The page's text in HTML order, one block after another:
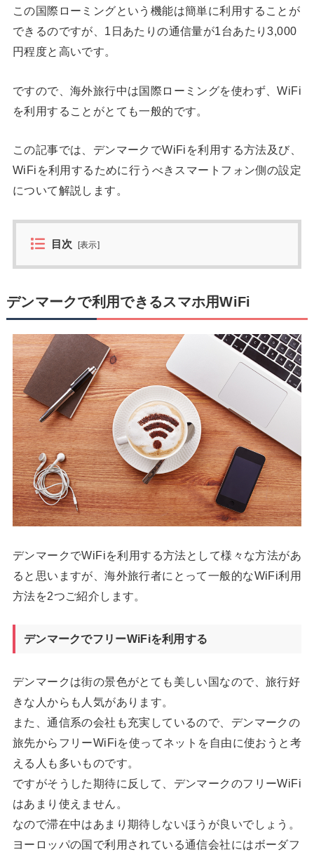
この国際ローミングという機能は簡単に利用することが
できるのですが、1日あたりの通信量が1台あたり3,000
円程度と高いです。
ですので、海外旅行中は国際ローミングを使わず、WiFi
を利用することがとても一般的です。
この記事では、デンマークでWiFiを利用する方法及び、
WiFiを利用するために行うべきスマートフォン側の設定
について解説します。
目次 [表示]
デンマークで利用できるスマホ用WiFi
デンマークでWiFiを利用する方法として様々な方法があ
ると思いますが、海外旅行者にとって一般的なWiFi利用
方法を2つご紹介します。
デンマークでフリーWiFiを利用する
デンマークは街の景色がとても美しい国なので、旅行好
きな人からも人気があります。
また、通信系の会社も充実しているので、デンマークの
旅先からフリーWiFiを使ってネットを自由に使おうと考
える人も多いものです。
ですがそうした期待に反して、デンマークのフリーWiFi
はあまり使えません。
なので滞在中はあまり期待しないほうが良いでしょう。
ヨーロッパの国で利用されている通信会社にはボーダフ